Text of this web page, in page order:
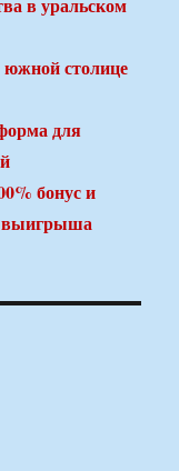
южной столице
для
бонус и
выигрыша